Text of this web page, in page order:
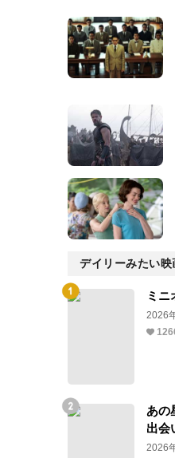
デイリーみたい
ミニ
2026
あの
出会
2026